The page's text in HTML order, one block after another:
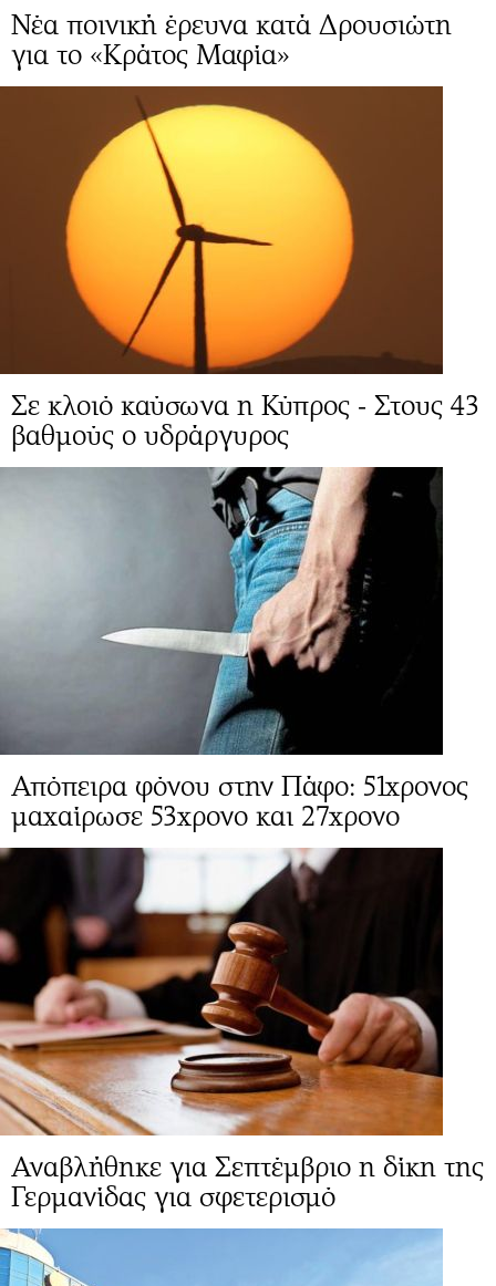
Νέα ποινική έρευνα κατά Δρουσιώτη
για το «Κράτος Μαφία»
Σε κλοιό καύσωνα η Κύπρος - Στους 43
βαθμούς ο υδράργυρος
Απόπειρα φόνου στην Πάφο: 51χρονος
μαχαίρωσε 53χρονο και 27χρονο
Αναβλήθηκε για Σεπτέμβριο η δίκη της
Γερμανίδας για σφετερισμό